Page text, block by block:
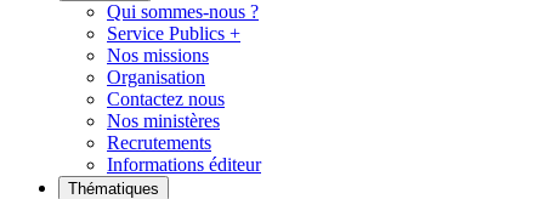
Qui sommes-nous ?
Service Publics +
Nos missions
Organisation
Contactez nous
Nos ministères
Recrutements
Informations éditeur
Thématiques